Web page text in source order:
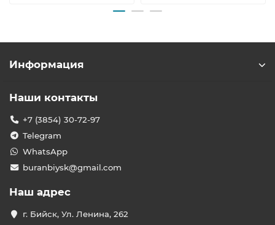
Информация
Наши контакты
+7 (3854) 30-72-97
Telegram
WhatsApp
buranbiysk@gmail.com
Наш адрес
г. Бийск, Ул. Ленина, 262